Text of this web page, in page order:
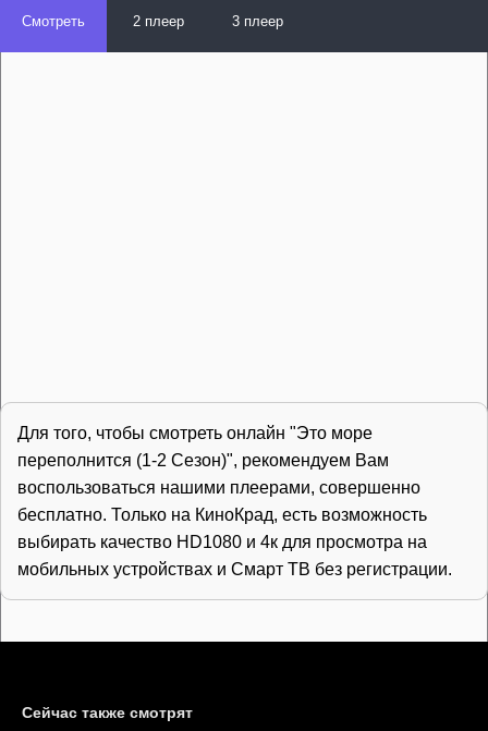
Смотреть 2 плеер 3 плеер
Для того, чтобы смотреть онлайн "Это море
переполнится (1-2 Сезон)", рекомендуем Вам
воспользоваться нашими плеерами, совершенно
бесплатно. Только на КиноКрад, есть возможность
выбирать качество HD1080 и 4к для просмотра на
мобильных устройствах и Смарт ТВ без регистрации.
Сейчас также смотрят